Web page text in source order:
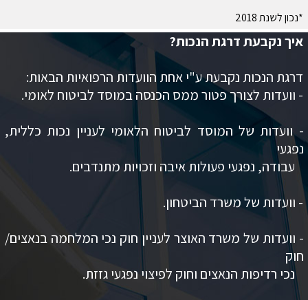
*נכון לשנת 2018
איך נקבעת דרגת הנכות?
דרגת הנכות נקבעת ע"י אחת הוועדות הרפואיות הבאות:
- וועדות לצורך פטור ממס הכנסה במוסד לביטוח לאומי.
- וועדות של המוסד לביטוח הלאומי לעניין נכות כללית,
נפגעי
עבודה, נפגעי פעולות איבה וזכויות מתנדבים.
- וועדות של משרד הביטחון.
- וועדות של משרד האוצר לעניין חוק נכי המלחמה בנאצים/
חוק
נכי רדיפות הנאצים וחוק לפיצוי נפגעי גזזת.